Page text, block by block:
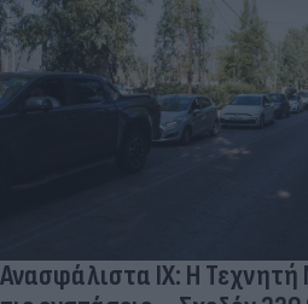
Ανασφάλιστα ΙΧ: Η